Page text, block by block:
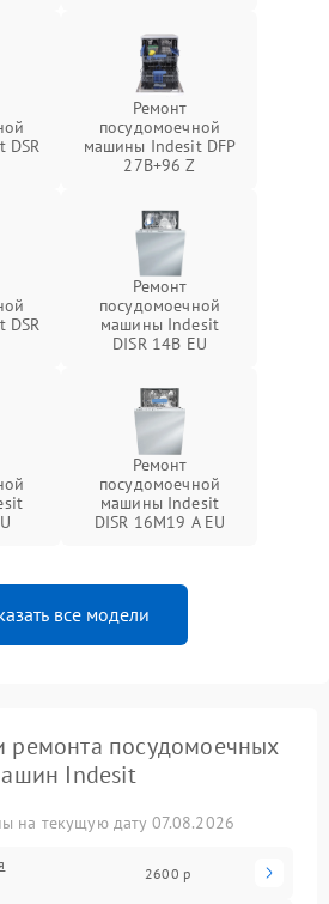
Ремонт
посудомоечной
машины Indesit DFP
27B+96 Z
Ремонт
посудомоечной
машины Indesit
DISR 14B EU
Ремонт
посудомоечной
машины Indesit
DISR 16M19 A EU
все модели
ремонта посудомоечных
Indesit
на текущую дату 07.08.2026
2600 р